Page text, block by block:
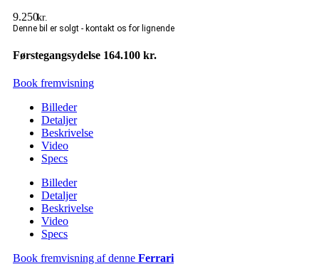
9.250kr.
Førstegangsydelse 164.100 kr.
Book fremvisning
Billeder
Detaljer
Beskrivelse
Video
Specs
Billeder
Detaljer
Beskrivelse
Video
Specs
Book fremvisning af denne Ferrari